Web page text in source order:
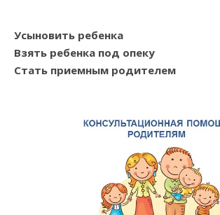
Усыновить ребенка
Взять ребенка под опеку
Стать приемным родителем